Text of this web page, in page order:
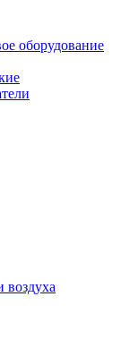
оборудование